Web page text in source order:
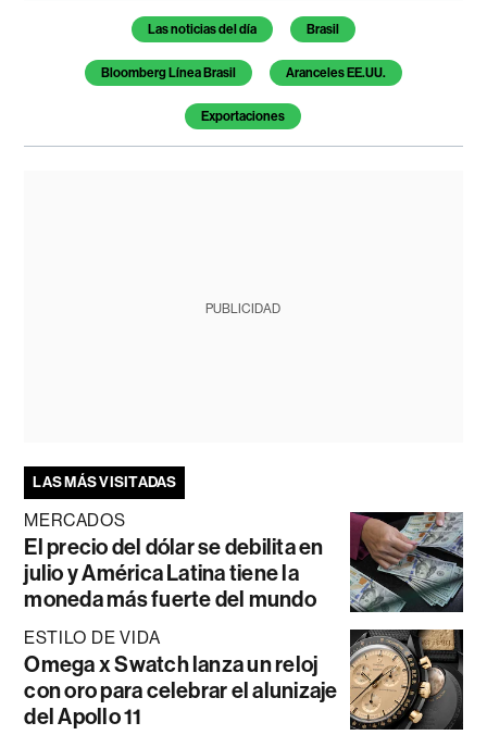
Temas de este artículo
Las noticias del día Brasil
Bloomberg Línea Brasil Aranceles EE.UU.
Exportaciones
PUBLICIDAD
LAS MÁS VISITADAS
MERCADOS
El precio del dólar se debilita en
julio y América Latina tiene la
moneda más fuerte del mundo
ESTILO DE VIDA
Omega x Swatch lanza un reloj
con oro para celebrar el alunizaje
del Apollo 11